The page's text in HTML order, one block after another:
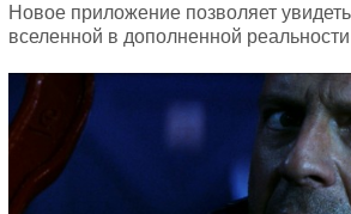
Новое приложение позволяет
вселенной в дополненной реальности